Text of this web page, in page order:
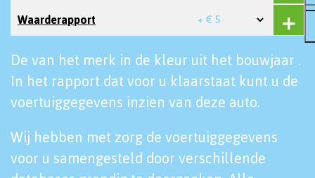
Waarderapport + € 5
De van het merk in de kleur uit het bouwjaar .
In het rapport dat voor u klaarstaat kunt u de
voertuiggegevens inzien van deze auto.
Wij hebben met zorg de voertuiggegevens
voor u samengesteld door verschillende